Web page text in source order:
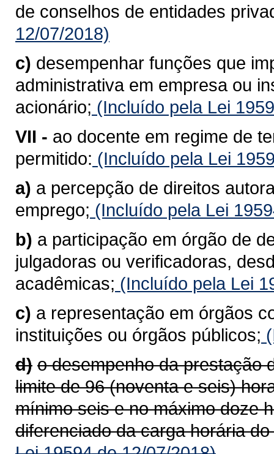
de conselhos de entidades
12/07/2018)
c) desempenhar funções que
administrativa em empresa ou
acionário; (Incluído pela Lei
VII - ao docente em regime de
permitido: (Incluído pela Lei
a) a percepção de direitos
emprego; (Incluído pela Lei
b) a participação em órgão de
julgadoras ou verificadoras,
acadêmicas; (Incluído pela Lei
c) a representação em órgãos
instituições ou órgãos públicos;
d) o desempenho da prestação
limite de 96 (noventa e seis)
mínimo seis e no máximo doze
diferenciado da carga horária